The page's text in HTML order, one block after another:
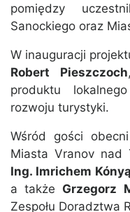
pomiędzy
Sanockiego oraz
W inauguracji
Robert Pieszczoch
produktu
rozwoju turystyki.
Wśród gości
Miasta Vranov nad
Ing. Imrichem Kónyą
a także Grzegorz
Zespołu Doradztwa